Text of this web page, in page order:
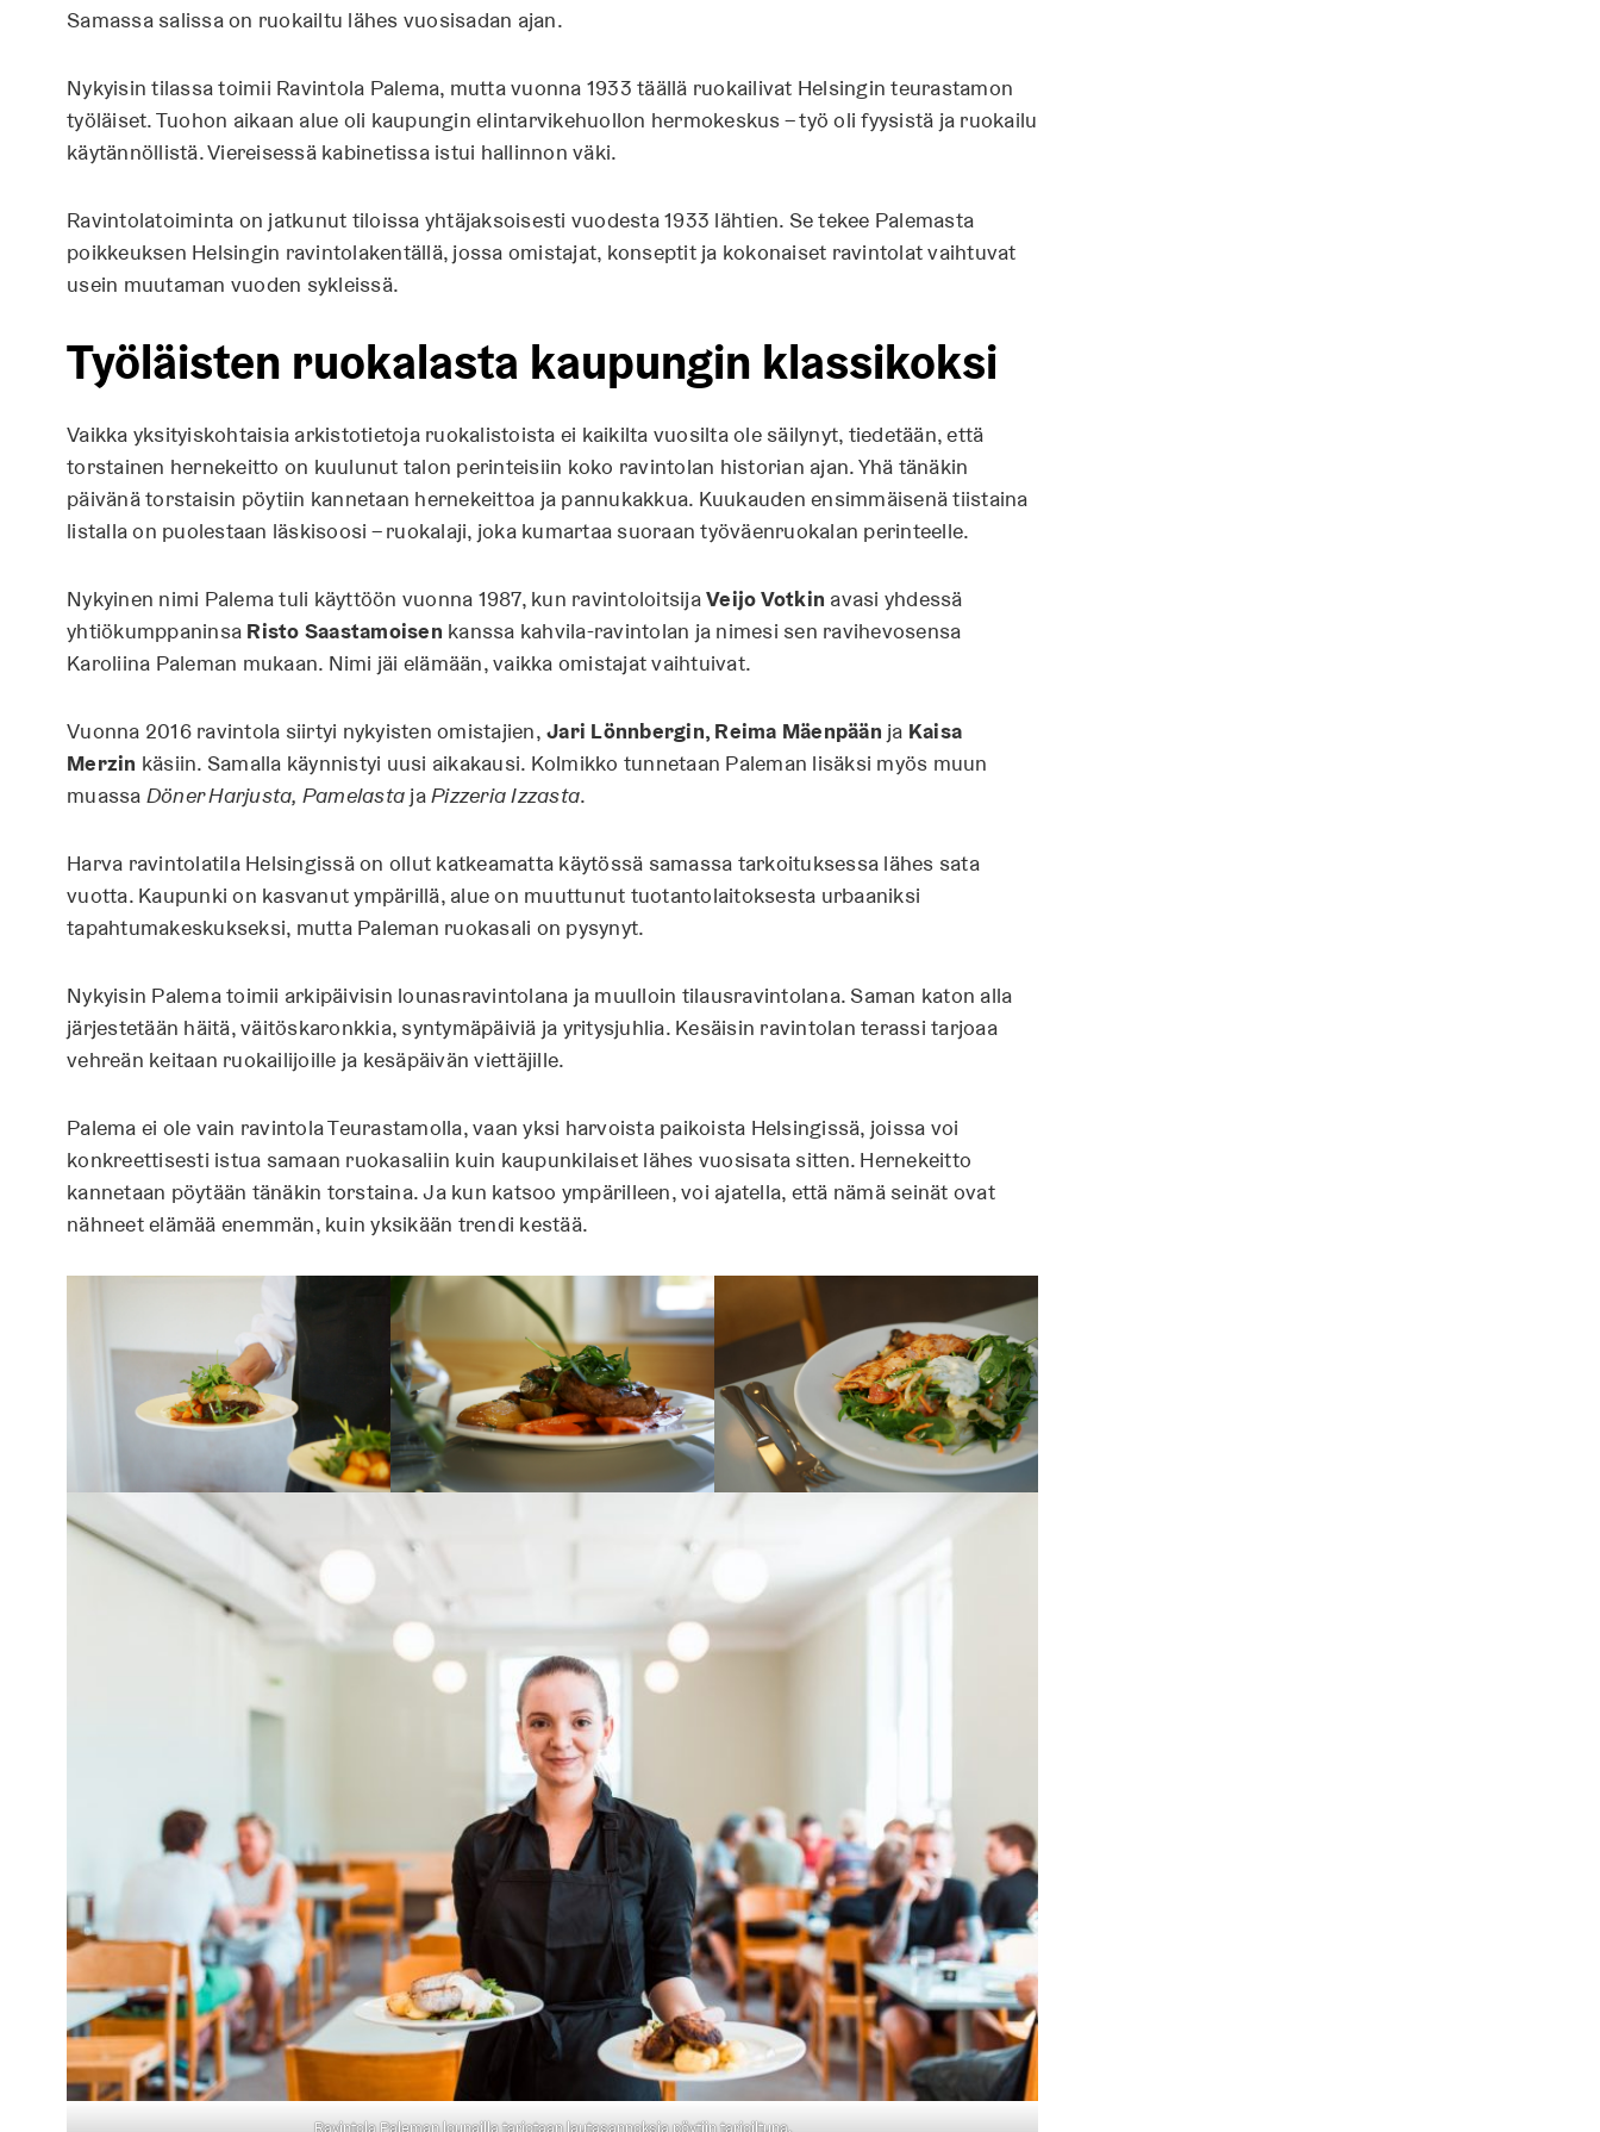
Samassa salissa on ruokailtu lähes vuosisadan ajan.
Nykyisin tilassa toimii Ravintola Palema, mutta vuonna 1933 täällä ruokailivat Helsingin teurastamon
työläiset. Tuohon aikaan alue oli kaupungin elintarvikehuollon hermokeskus – työ oli fyysistä ja ruokailu
käytännöllistä. Viereisessä kabinetissa istui hallinnon väki.
Ravintolatoiminta on jatkunut tiloissa yhtäjaksoisesti vuodesta 1933 lähtien. Se tekee Palemasta
poikkeuksen Helsingin ravintolakentällä, jossa omistajat, konseptit ja kokonaiset ravintolat vaihtuvat
usein muutaman vuoden sykleissä.
Työläisten ruokalasta kaupungin klassikoksi
Vaikka yksityiskohtaisia arkistotietoja ruokalistoista ei kaikilta vuosilta ole säilynyt, tiedetään, että
torstainen hernekeitto on kuulunut talon perinteisiin koko ravintolan historian ajan. Yhä tänäkin
päivänä torstaisin pöytiin kannetaan hernekeittoa ja pannukakkua. Kuukauden ensimmäisenä tiistaina
listalla on puolestaan läskisoosi – ruokalaji, joka kumartaa suoraan työväenruokalan perinteelle.
Nykyinen nimi Palema tuli käyttöön vuonna 1987, kun ravintoloitsijaVeijo Votkin avasi yhdessä
yhtiökumppaninsa Risto Saastamoisen kanssa kahvila-ravintolan ja nimesi sen ravihevosensa
Karoliina Paleman mukaan. Nimi jäi elämään, vaikka omistajat vaihtuivat.
Vuonna 2016 ravintola siirtyi nykyisten omistajien, Jari Lönnbergin, Reima Mäenpään ja Kaisa
Merzin käsiin. Samalla käynnistyi uusi aikakausi. Kolmikko tunnetaan Paleman lisäksi myös muun
muassa Döner Harjusta, Pamelasta jaPizzeria Izzasta.
Harva ravintolatila Helsingissä on ollut katkeamatta käytössä samassa tarkoituksessa lähes sata
vuotta. Kaupunki on kasvanut ympärillä, alue on muuttunut tuotantolaitoksesta urbaaniksi
tapahtumakeskukseksi, mutta Paleman ruokasali on pysynyt.
Nykyisin Palema toimii arkipäivisin lounasravintolana ja muulloin tilausravintolana. Saman katon alla
järjestetään häitä, väitöskaronkkia, syntymäpäiviä ja yritysjuhlia. Kesäisin ravintolan terassi tarjoaa
vehreän keitaan ruokailijoille ja kesäpäivän viettäjille.
Palema ei ole vain ravintola Teurastamolla, vaan yksi harvoista paikoista Helsingissä, joissa voi
konkreettisesti istua samaan ruokasaliin kuin kaupunkilaiset lähes vuosisata sitten. Hernekeitto
kannetaan pöytään tänäkin torstaina. Ja kun katsoo ympärilleen, voi ajatella, että nämä seinät ovat
nähneet elämää enemmän, kuin yksikään trendi kestää.
Ravintola Paleman lounailla tarjotaan lautasannoksia pöytiin tarjoiltuna.